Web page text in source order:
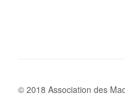
© 2018 Association des